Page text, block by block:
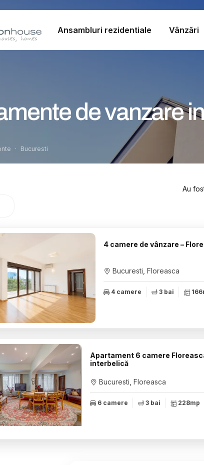
Ansambluri rezidentiale Vânzări
de vanzare
Bucuresti
Au
4 camere de vânzare –
Bucuresti, Floreasca
4 camere 3 bai
Apartament 6 camere
interbelică
Bucuresti, Floreasca
6 camere 3 bai 228mp